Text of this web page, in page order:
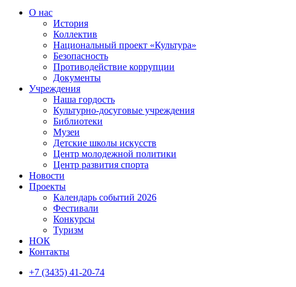
О нас
История
Коллектив
Национальный проект «Культура»
Безопасность
Противодействие коррупции
Документы
Учреждения
Наша гордость
Культурно-досуговые учреждения
Библиотеки
Музеи
Детские школы искусств
Центр молодежной политики
Центр развития спорта
Новости
Проекты
Календарь событий 2026
Фестивали
Конкурсы
Туризм
НОК
Контакты
+7 (3435) 41-20-74